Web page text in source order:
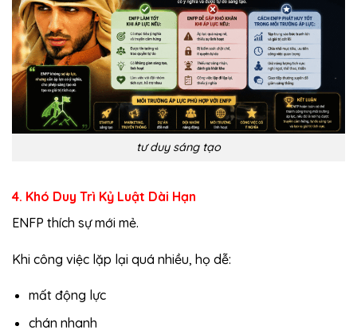
tư duy sáng tạo
4. Khó Duy Trì Kỷ Luật Dài Hạn
ENFP thích sự mới mẻ.
Khi công việc lặp lại quá nhiều, họ dễ:
mất động lực
chán nhanh